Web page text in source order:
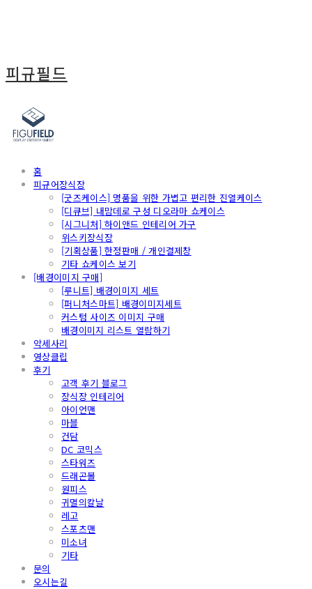
피규필드
홈
피규어장식장
[굿즈케이스] 명품을 위한 가볍고 편리한 진열케이스
[디큐브] 내맘데로 구성 디오라마 쇼케이스
[시그니처] 하이앤드 인테리어 가구
위스키장식장
[기획상품] 한정판매 / 개인결제창
기타 쇼케이스 보기
[배경이미지 구매]
[루니트] 배경이미지 세트
[퍼니처스마트] 배경이미지세트
커스텀 사이즈 이미지 구매
배경이미지 리스트 열람하기
악세사리
영상클립
후기
고객 후기 블로그
장식장 인테리어
아이언맨
마블
건담
DC 코믹스
스타워즈
드래곤볼
원피스
귀멸의칼날
레고
스포츠맨
미소녀
기타
문의
오시는길